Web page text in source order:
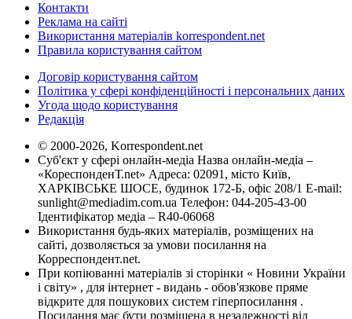
Контакти
Реклама на сайті
Використання матеріалів korrespondent.net
Правила користування сайтом
Договір користування сайтом
Політика у сфері конфіденційності і персональних даних
Угода щодо користування
Редакція
© 2000-2026, Korrespondent.net
Суб'єкт у сфері онлайн-медіа Назва онлайн-медіа –
«КореспонденТ.net» Адреса: 02091, місто Київ,
ХАРКІВСЬКЕ ШОСЕ, будинок 172-Б, офіс 208/1 E-mail:
sunlight@mediadim.com.ua Телефон: 044-205-43-00
Ідентифікатор медіа – R40-06068
Використання будь-яких матеріалів, розміщених на
сайті, дозволяється за умови посилання на
Корреспондент.net.
При копіюванні матеріалів зі сторінки « Новини України
і світу» , для інтернет - видань - обов'язкове пряме
відкрите для пошукових систем гіперпосилання .
Посилання має бути розміщена в незалежності від